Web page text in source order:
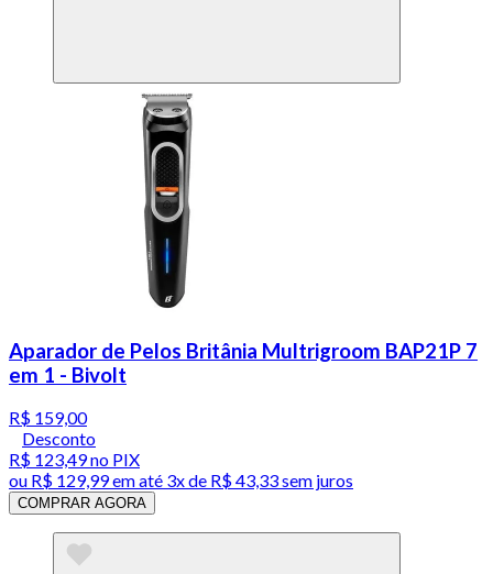
Aparador de Pelos Britânia Multrigroom BAP21P 7
em 1 - Bivolt
R$ 159,00
Desconto
R$ 123,49no PIX
ou R$ 129,99em até 3x de R$ 43,33 sem juros
COMPRAR AGORA